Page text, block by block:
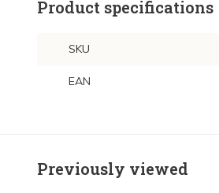
Product specifications
SKU
EAN
Previously viewed